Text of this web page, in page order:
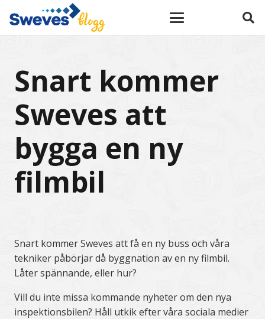
Snart kommer
Sweves att
bygga en ny
filmbil
Snart kommer Sweves att få en ny buss och våra
tekniker påbörjar då byggnation av en ny filmbil.
Låter spännande, eller hur?
Vill du inte missa kommande nyheter om den nya
inspektionsbilen? Håll utkik efter våra sociala medier